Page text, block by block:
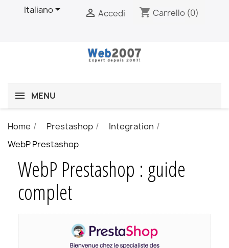
Italiano  Accedi shopping_cart Carrello (0)
MENU
Home Prestashop
Integration
WebP Prestashop
WebP Prestashop : guide
complet